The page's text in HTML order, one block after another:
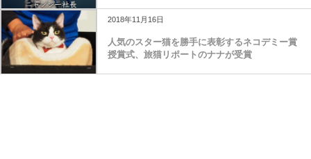
2018年11月16日
人気のスター猫を勝手に表彰するネコデミー賞
授賞式、旅猫リポートのナナが受賞